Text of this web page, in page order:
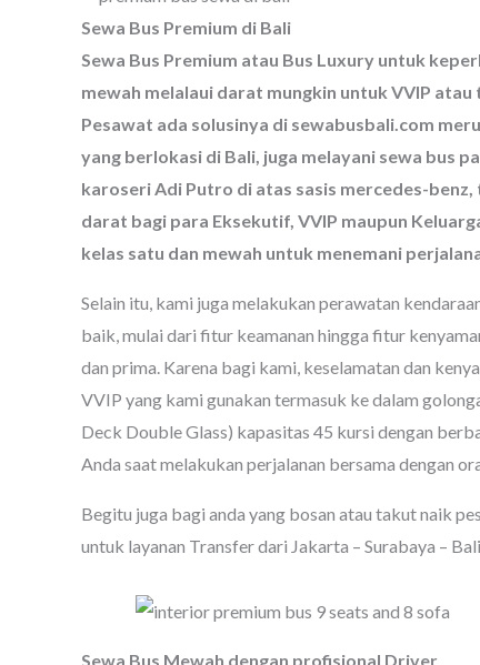
Sewa Bus Premium di Bali
Sewa Bus Premium atau Bus Luxury untuk
mewah melalaui darat mungkin untuk VVIP
Pesawat ada solusinya di sewabusbali.com
yang berlokasi di Bali, juga melayani sewa bus
karoseri Adi Putro di atas sasis mercedes-
darat bagi para Eksekutif, VVIP maupun
kelas satu dan mewah untuk menemani
Selain itu, kami juga melakukan perawatan
baik, mulai dari fitur keamanan hingga fitur
dan prima. Karena bagi kami, keselamatan dan
VVIP yang kami gunakan termasuk ke dalam
Deck Double Glass) kapasitas 45 kursi dengan
Anda saat melakukan perjalanan bersama dengan
Begitu juga bagi anda yang bosan atau takut naik
untuk layanan Transfer dari Jakarta – Surabaya –
Sewa Bus Mewah dengan profisional Driver